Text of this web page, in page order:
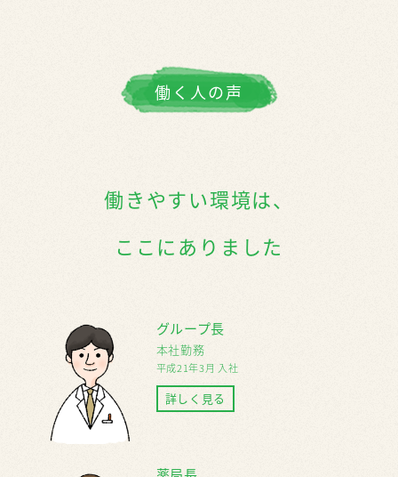
働く人の声
働きやすい環境は、
ここにありました
グループ長
本社勤務
平成21年3月 入社
詳しく見る